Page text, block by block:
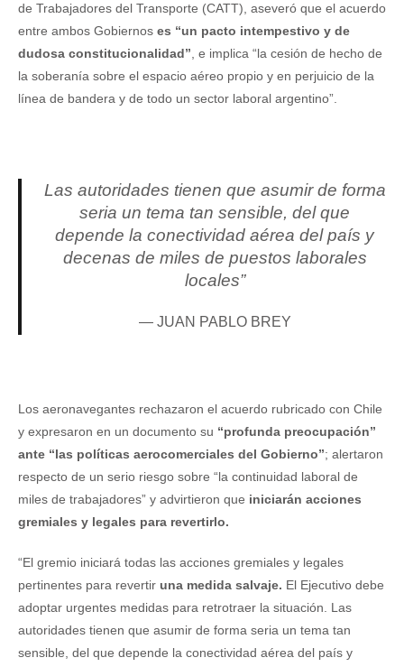
de Trabajadores del Transporte (CATT), aseveró que el acuerdo
entre ambos Gobiernos es “un pacto intempestivo y de
dudosa constitucionalidad” , e implica “la cesión de hecho de
la soberanía sobre el espacio aéreo propio y en perjuicio de la
línea de bandera y de todo un sector laboral argentino”.
Las autoridades tienen que asumir de forma
seria un tema tan sensible, del que
depende la conectividad aérea del país y
decenas de miles de puestos laborales
locales”
JUAN PABLO BREY
Los aeronavegantes rechazaron el acuerdo rubricado con Chile
y expresaron en un documento su “profunda preocupación”
ante “las políticas aerocomerciales del Gobierno”; alertaron
respecto de un serio riesgo sobre “la continuidad laboral de
miles de trabajadores” y advirtieron que iniciarán acciones
gremiales y legales para revertirlo.
“El gremio iniciará todas las acciones gremiales y legales
pertinentes para revertir una medida salvaje. El Ejecutivo debe
adoptar urgentes medidas para retrotraer la situación. Las
autoridades tienen que asumir de forma seria un tema tan
sensible, del que depende la conectividad aérea del país y